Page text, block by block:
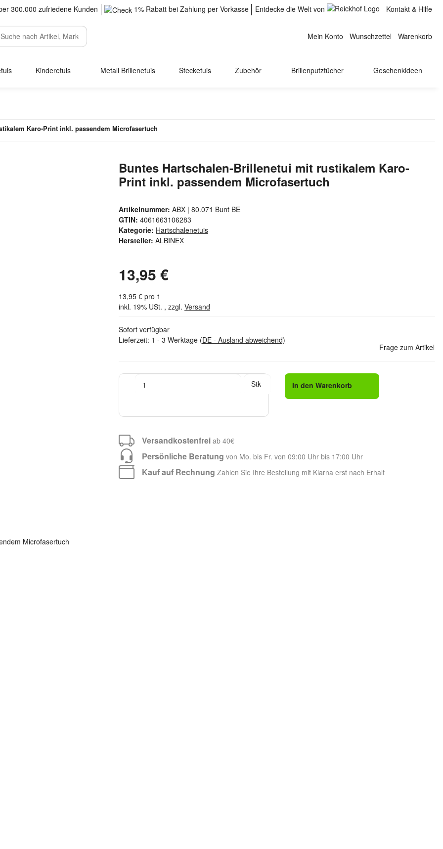
Kontakt & Hilfe
300.000 zufriedene Kunden 1% Rabatt bei Zahlung per Vorkasse Entdecke die Welt von
Mein Konto Wunschzettel Warenkorb
Kinderetuis Metall Brillenetuis Stecketuis Zubehör Brillenputztücher Geschenkideen
Karo-Print inkl. passendem Microfasertuch
Buntes Hartschalen-Brillenetui mit rustikalem Karo-
Print inkl. passendem Microfasertuch
Artikelnummer: ABX | 80.071 Bunt BE
GTIN: 4061663106283
Kategorie: Hartschalenetuis
Hersteller: ALBINEX
13,95 €
13,95 € pro 1
inkl. 19% USt. , zzgl. Versand
Sofort verfügbar
Lieferzeit: 1 - 3 Werktage (DE - Ausland abweichend)
Frage zum Artikel
Stk In den Warenkorb
Versandkostenfrei ab 40€
Persönliche Beratung von Mo. bis Fr. von 09:00 Uhr bis 17:00 Uhr
Kauf auf Rechnung Zahlen Sie Ihre Bestellung mit Klarna erst nach Erhalt